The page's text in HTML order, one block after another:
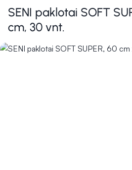
SENI paklotai SOFT
cm, 30 vnt.